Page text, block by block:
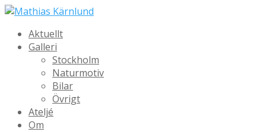
Aktuellt
Galleri
Stockholm
Naturmotiv
Bilar
Övrigt
Ateljé
Om